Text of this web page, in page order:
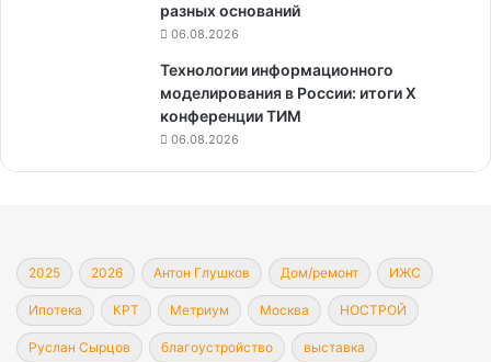
разных оснований
06.08.2026
Технологии информационного
моделирования в России: итоги X
конференции ТИМ
06.08.2026
2025 2026 Антон Глушков Дом/ремонт ИЖС
Ипотека КРТ Метриум Москва НОСТРОЙ
Руслан Сырцов благоустройство выставка